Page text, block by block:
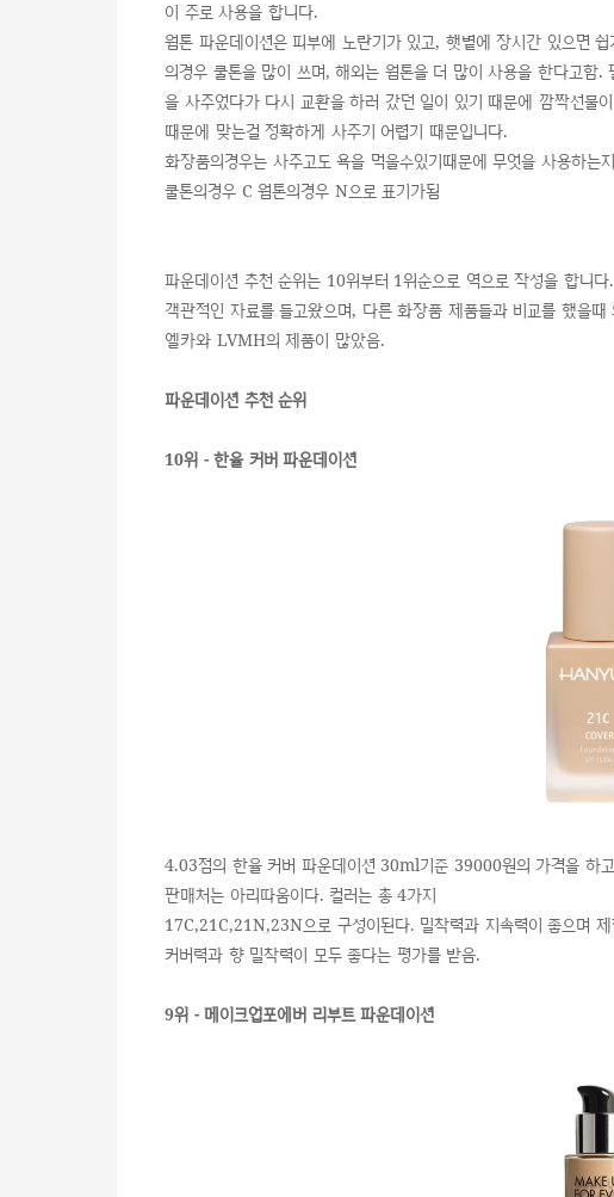
이 주로 사용을 합니다.
웜톤 파운데이션은 피부에 노란기가 있고, 햇볕에 장시간 있으면
의경우 쿨톤을 많이 쓰며, 해외는 웜톤을 더 많이 사용을 한다고함
을 사주었다가 다시 교환을 하러 갔던 일이 있기 때문에 깜짝선물
때문에 맞는걸 정확하게 사주기 어렵기 때문입니다.
화장품의경우는 사주고도 욕을 먹을수있기때문에 무엇을 사용하는
쿨톤의경우 C 웜톤의경우 N으로 표기가됨
파운데이션 추천 순위는 10위부터 1위순으로 역으로 작성을 합니다.
객관적인 자료를 들고왔으며, 다른 화장품 제품들과 비교를 했을때
엘카와 LVMH의 제품이 많았음.
파운데이션 추천 순위
10위 - 한율 커버 파운데이션
4.03점의 한율 커버 파운데이션 30ml기준 39000원의 가격을 하
판매처는 아리따움이다. 컬러는 총 4가지
17C,21C,21N,23N으로 구성이된다. 밀착력과 지속력이 좋으며
커버력과 향 밀착력이 모두 좋다는 평가를 받음.
9위 - 메이크업포에버 리부트 파운데이션